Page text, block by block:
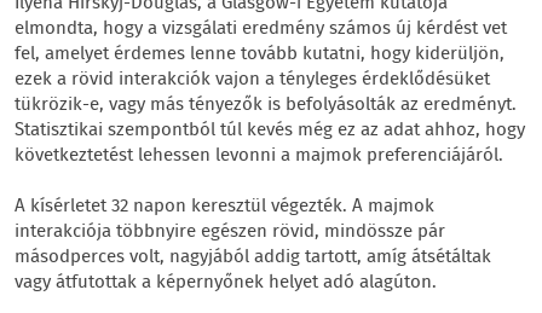
elmondta, hogy a vizsgálati eredmény számos új kérdést vet
fel, amelyet érdemes lenne tovább kutatni, hogy kiderüljön,
ezek a rövid interakciók vajon a tényleges érdeklődésüket
tükrözik-e, vagy más tényezők is befolyásolták az eredményt.
Statisztikai szempontból túl kevés még ez az adat ahhoz, hogy
következtetést lehessen levonni a majmok preferenciájáról.
A kísérletet 32 napon keresztül végezték. A majmok
interakciója többnyire egészen rövid, mindössze pár
másodperces volt, nagyjából addig tartott, amíg átsétáltak
vagy átfutottak a képernyőnek helyet adó alagúton.